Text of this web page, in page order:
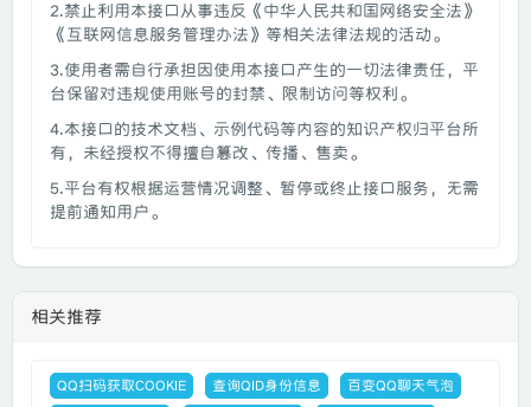
2.禁止利用本接口从事违反《中华人民共和国网络安全法》
《互联网信息服务管理办法》等相关法律法规的活动。
3.使用者需自行承担因使用本接口产生的一切法律责任，平
台保留对违规使用账号的封禁、限制访问等权利。
4.本接口的技术文档、示例代码等内容的知识产权归平台所
有，未经授权不得擅自篡改、传播、售卖。
5.平台有权根据运营情况调整、暂停或终止接口服务，无需
提前通知用户。
相关推荐
QQ扫码获取COOKIE 查询QID身份信息
百变QQ聊天气泡